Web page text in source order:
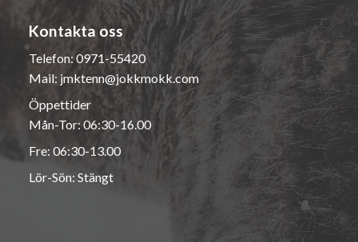
Kontakta oss
Telefon: 0971-55420
Mail: jmktenn@jokkmokk.com
Öppettider
Mån-Tor: 06:30-16.00
Fre: 06:30-13.00
Lör-Sön: Stängt